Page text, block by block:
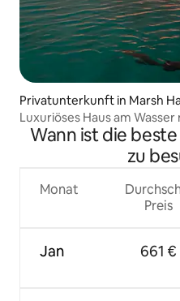
Privatunterkunft in Marsh
Luxuriöses Haus am
Wann ist die
zu
Monat
Jan
Preis
661 €